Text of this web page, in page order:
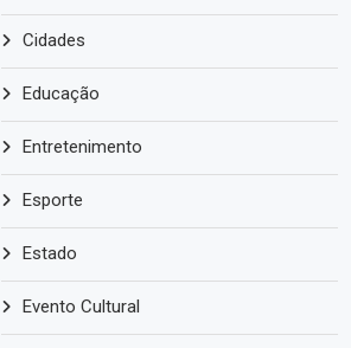
Cidades
Educação
Entretenimento
Esporte
Estado
Evento Cultural